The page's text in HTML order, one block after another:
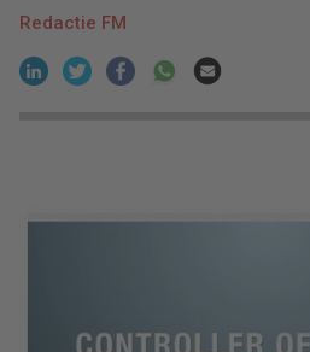
Redactie FM